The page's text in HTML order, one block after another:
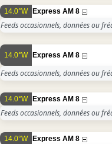
14.0°W Express AM 8
Feeds occasionnels, données ou
14.0°W Express AM 8
Feeds occasionnels, données ou
14.0°W Express AM 8
Feeds occasionnels, données ou
14.0°W Express AM 8